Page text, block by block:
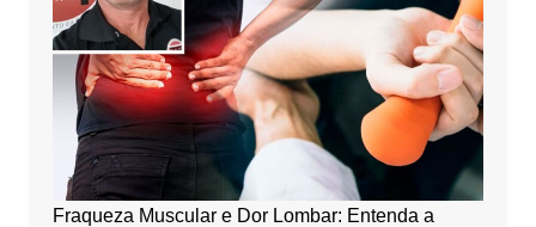
Fraqueza Muscular e Dor Lombar: Entenda a